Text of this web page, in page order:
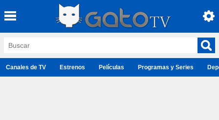
Canales de TV Estrenos Películas Programas y Series